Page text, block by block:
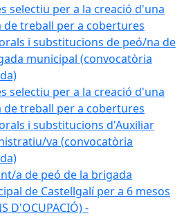
selectiu per a la creació d'una
de treball per a cobertures
i substitucions de peó/na de
municipal (convocatòria
selectiu per a la creació d'una
de treball per a cobertures
i substitucions d'Auxiliar
va (convocatòria
a de peó de la brigada
de Castellgalí per a 6 mesos
D'OCUPACIÓ) -